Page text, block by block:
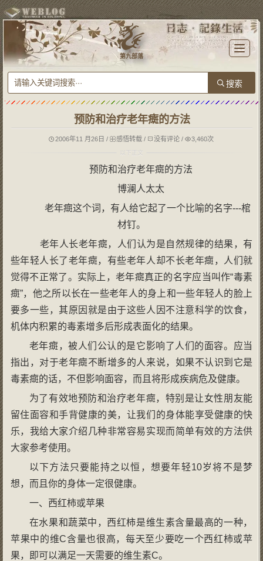
T
o
l
e
n
第九部落
预防和治疗老年癍的方法
2006年11 月26日/ 感悟转载 / 没有评论 / 3,460次
预防和治疗老年癍的方法
博澜人太太
老年癍这个词，有人给它起了一个比喻的名字---棺
材钉。
老年人长老年癍，人们认为是自然规律的结果，有
些年轻人长了老年癍，有些老年人却不长老年癍，人们就
觉得不正常了。实际上，老年癍真正的名字应当叫作“毒素
癍”，他之所以长在一些老年人的身上和一些年轻人的脸上
要多一些，其原因就是由于这些人因不注意科学的饮食，
机体内积累的毒素增多后形成表面化的结果。
老年癍，被人们公认的是它影响了人们的面容。应当
指出，对于老年癍不断增多的人来说，如果不认识到它是
毒素癍的话，不但影响面容，而且将形成疾病危及健康。
为了有效地预防和治疗老年癍，特别是让女性朋友能
留住面容和手背健康的美，让我们的身体能享受健康的快
乐，我给大家介绍几种非常容易实现而简单有效的方法供
大家参考使用。
以下方法只要能持之以恒，想要年轻10岁将不是梦
想，而且你的身体一定很健康。
一、西红柿或苹果
在水果和蔬菜中，西红柿是维生素含量最高的一种，
苹果中的维C含量也很高，每天至少要吃一个西红柿或苹
果，即可以满足一天需要的维生素C。